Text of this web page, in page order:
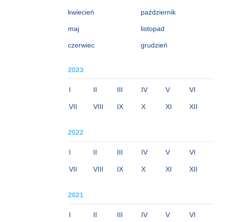
kwiecień
maj
czerwiec
październik
listopad
grudzień
2023
I II III IV V VI
VII VIII IX X XI XII
2022
I II III IV V VI
VII VIII IX X XI XII
2021
I II III IV V VI